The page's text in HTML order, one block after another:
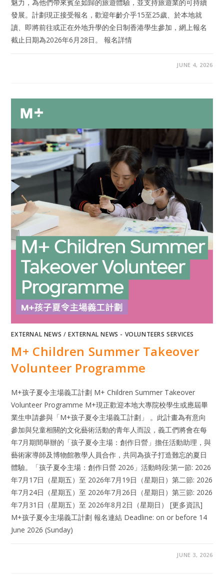
魅力，為他們帶來賓至如歸的旅遊體驗，並支持旅遊業的可持續
發展。計劃現正接受報名，歡迎年齡介乎15至25歲、於本地就
讀、即將前往或正在外地升學的全日制香港學生參加，網上報名
截止日期為2026年6月28日。 報名詳情
JUNE 4, 2026
EXTERNAL NEWS /EXTERNAL NEWS - VOLUNTEERS SERVICES
M+ Children Summer Takeover
Volunteer Programme
M+孩子夏令主場義工計劃 M+ Children Summer Takeover
Volunteer Programme M+現正歡迎本地大專院校學生或應屆畢
業生申請參與「M+孩子夏令主場義工計劃」 。此計畫為有意向
參加與兒童相關的文化藝術活動的青年人而設，義工們將會在每
年7月期間舉辦的「孩子夏令主場：創作日營」擔任活動助理，與
藝術家導師及博物館教學人員合作，共同為孩子打造難忘的夏日
體驗。「孩子夏令主場：創作日營 2026」活動時段:第一節: 2026
年7月17日（星期五）至 2026年7月19日（星期日）第二節: 2026
年7月24日（星期五）至 2026年7月26日（星期日）第三節: 2026
年7月31日（星期五）至 2026年8月2日（星期日） [更多資訊]
M+孩子夏令主場義工計劃 報名連結 Deadline: on or before 14
June 2026 (Sunday)
JUNE 3, 2026